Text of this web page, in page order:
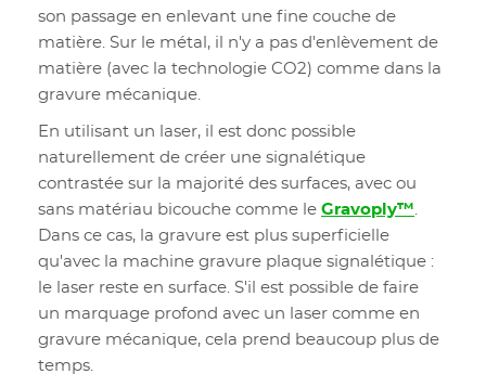
son passage en enlevant une fine couche de
matière. Sur le métal, il n'y a pas d'enlèvement de
matière (avec la technologie CO2) comme dans la
gravure mécanique.
En utilisant un laser, il est donc possible
naturellement de créer une signalétique
contrastée sur la majorité des surfaces, avec ou
sans matériau bicouche comme le Gravoply™.
Dans ce cas, la gravure est plus superficielle
qu'avec la machine gravure plaque signalétique :
le laser reste en surface. S'il est possible de faire
un marquage profond avec un laser comme en
gravure mécanique, cela prend beaucoup plus de
temps.